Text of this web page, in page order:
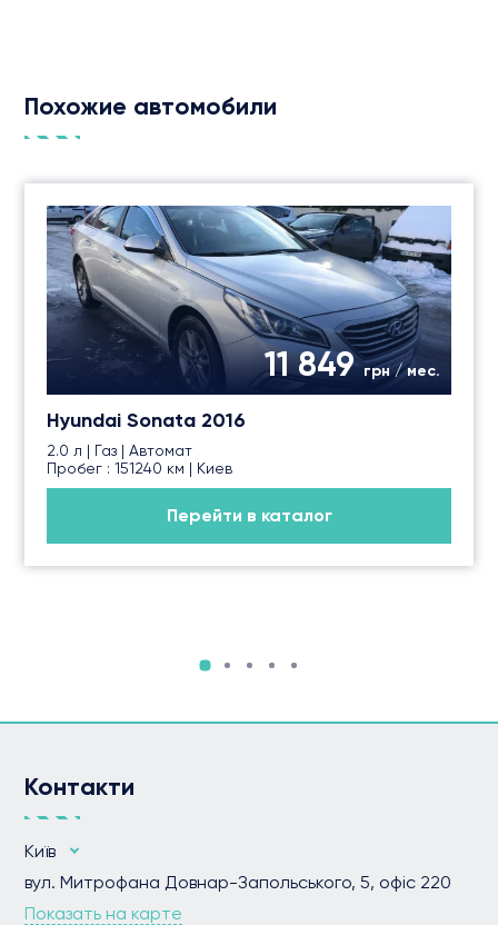
Похожие автомобили
11 849грн / мес.
Hyundai Sonata 2016
2.0 л | Газ | Автомат
Пробег : 151240 км | Киев
Перейти в каталог
Контакти
Київ
вул. Митрофана Довнар-Запольського, 5, офіс 220
Показать на карте